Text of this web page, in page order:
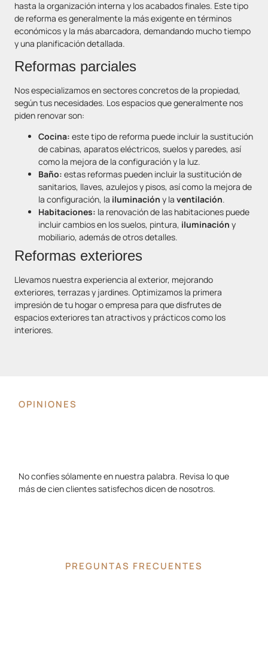
hasta la organización interna y los acabados finales. Este tipo
de reforma es generalmente la más exigente en términos
económicos y la más abarcadora, demandando mucho tiempo
y una planificación detallada.
Reformas parciales
Nos especializamos en sectores concretos de la propiedad,
según tus necesidades. Los espacios que generalmente nos
piden renovar son:
Cocina: este tipo de reforma puede incluir la sustitución
de cabinas, aparatos eléctricos, suelos y paredes, así
como la mejora de la configuración y la luz.
Baño: estas reformas pueden incluir la sustitución de
sanitarios, llaves, azulejos y pisos, así como la mejora de
la configuración, la iluminación y la ventilación.
Habitaciones: la renovación de las habitaciones puede
incluir cambios en los suelos, pintura, iluminación y
mobiliario, además de otros detalles.
Reformas exteriores
Llevamos nuestra experiencia al exterior, mejorando
exteriores, terrazas y jardines. Optimizamos la primera
impresión de tu hogar o empresa para que disfrutes de
espacios exteriores tan atractivos y prácticos como los
interiores.
OPINIONES
No confíes sólamente en nuestra palabra. Revisa lo que
más de cien clientes satisfechos dicen de nosotros.
PREGUNTAS FRECUENTES